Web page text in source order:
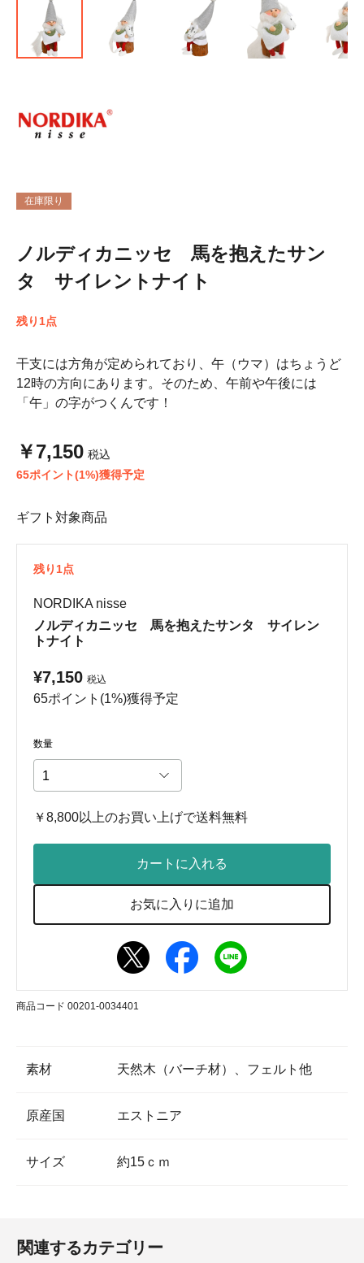
在庫限り
ノルディカニッセ 馬を抱えたサン
タ サイレントナイト
残り1点
干支には方角が定められており、午（ウマ）はちょうど
12時の方向にあります。そのため、午前や午後には
「午」の字がつくんです！
￥7,150 税込
65ポイント(1%)獲得予定
ギフト対象商品
残り1点
NORDIKA nisse
ノルディカニッセ 馬を抱えたサンタ サイレン
トナイト
¥7,150 税込
65ポイント(1%)獲得予定
数量
￥8,800以上のお買い上げで送料無料
カートに入れる
お気に入りに追加
商品コード 00201-0034401
素材 天然木（バーチ材）、フェルト他
原産国 エストニア
サイズ 約15ｃｍ
関連するカテゴリー